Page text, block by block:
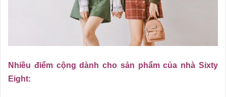
Nhiều điểm cộng dành cho sản phẩm của nhà Sixty
Eight: